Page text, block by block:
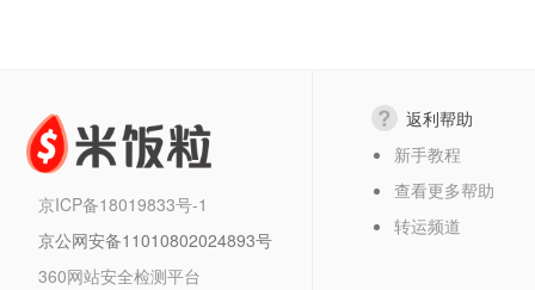
京ICP备18019833号-1
京公网安备11010802024893号
360网站安全检测平台
返利帮助
新手教程
查看更多帮助
转运频道